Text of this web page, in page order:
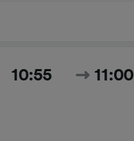
10:55 11:00